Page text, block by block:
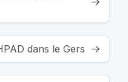
dans le Gers